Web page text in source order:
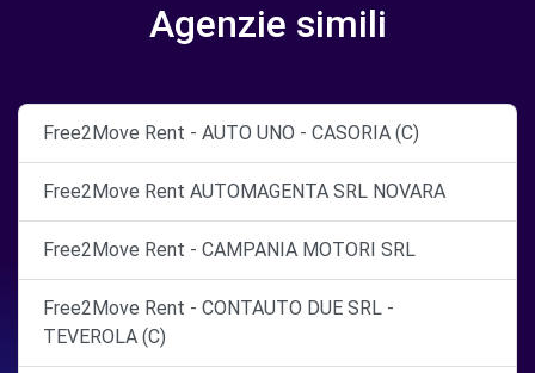
Agenzie simili
Free2Move Rent - AUTO UNO - CASORIA (C)
Free2Move Rent AUTOMAGENTA SRL NOVARA
Free2Move Rent - CAMPANIA MOTORI SRL
Free2Move Rent - CONTAUTO DUE SRL -
TEVEROLA (C)